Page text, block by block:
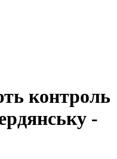
контроль
-